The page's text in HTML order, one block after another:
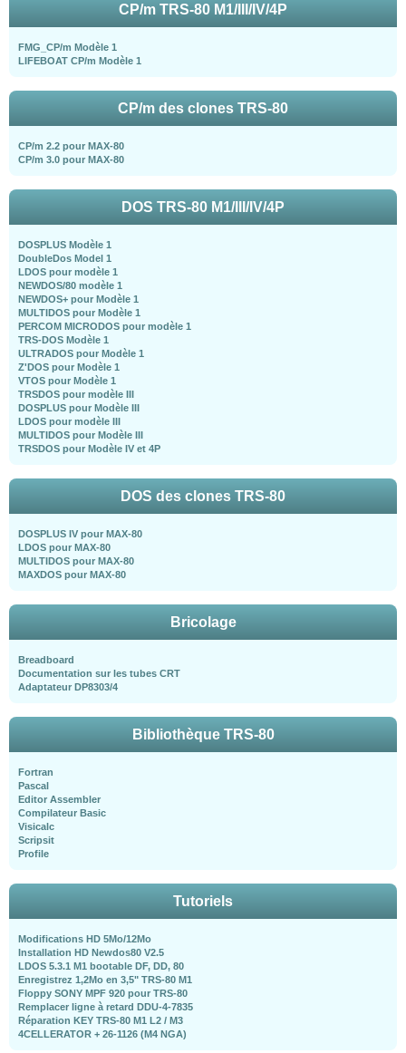
CP/m TRS-80 M1/III/IV/4P
FMG_CP/m Modèle 1
LIFEBOAT CP/m Modèle 1
CP/m des clones TRS-80
CP/m 2.2 pour MAX-80
CP/m 3.0 pour MAX-80
DOS TRS-80 M1/III/IV/4P
DOSPLUS Modèle 1
DoubleDos Model 1
LDOS pour modèle 1
NEWDOS/80 modèle 1
NEWDOS+ pour Modèle 1
MULTIDOS pour Modèle 1
PERCOM MICRODOS pour modèle 1
TRS-DOS Modèle 1
ULTRADOS pour Modèle 1
Z'DOS pour Modèle 1
VTOS pour Modèle 1
TRSDOS pour modèle III
DOSPLUS pour Modèle III
LDOS pour modèle III
MULTIDOS pour Modèle III
TRSDOS pour Modèle IV et 4P
DOS des clones TRS-80
DOSPLUS IV pour MAX-80
LDOS pour MAX-80
MULTIDOS pour MAX-80
MAXDOS pour MAX-80
Bricolage
Breadboard
Documentation sur les tubes CRT
Adaptateur DP8303/4
Bibliothèque TRS-80
Fortran
Pascal
Editor Assembler
Compilateur Basic
Visicalc
Scripsit
Profile
Tutoriels
Modifications HD 5Mo/12Mo
Installation HD Newdos80 V2.5
LDOS 5.3.1 M1 bootable DF, DD, 80
Enregistrez 1,2Mo en 3,5" TRS-80 M1
Floppy SONY MPF 920 pour TRS-80
Remplacer ligne à retard DDU-4-7835
Réparation KEY TRS-80 M1 L2 / M3
4CELLERATOR + 26-1126 (M4 NGA)